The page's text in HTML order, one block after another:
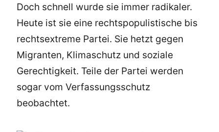
Doch schnell wurde sie immer radikaler.
Heute ist sie eine rechtspopulistische bis
rechtsextreme Partei. Sie hetzt gegen
Migranten, Klimaschutz und soziale
Gerechtigkeit. Teile der Partei werden
sogar vom Verfassungsschutz
beobachtet.